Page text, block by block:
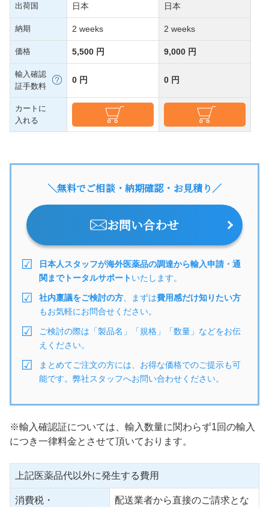
出荷国 日本 日本
納期 2 weeks 2 weeks
価格 5,500 円 9,000 円
輸入確認
証手数料
0 円 0 円
カートに
入れる
＼無料でご相談・納期確認・お見積り／
お問い合わせ
日本人スタッフが海外医薬品の調達から輸入申請・通
関までトータルサポートいたします。
社内稟議をご検討の方 、まずは費用感だけ知りたい方
もお気軽にお問合せください。
ご検討の際は「製品名」「規格」「数量」などをお伝
えください。
まとめてご注文の方には、お得な価格でのご提示も可
能です。弊社スタッフへお問い合わせください。
※輸入確認証については、輸入数量に関わらず1回の輸入
につき一律料金とさせて頂いております。
上記医薬品代以外に発生する費用
消費税・
配送業者から直接のご請求とな